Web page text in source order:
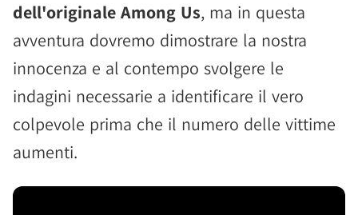
dell'originale Among Us, ma in questa
avventura dovremo dimostrare la nostra
innocenza e al contempo svolgere le
indagini necessarie a identificare il vero
colpevole prima che il numero delle vittime
aumenti.